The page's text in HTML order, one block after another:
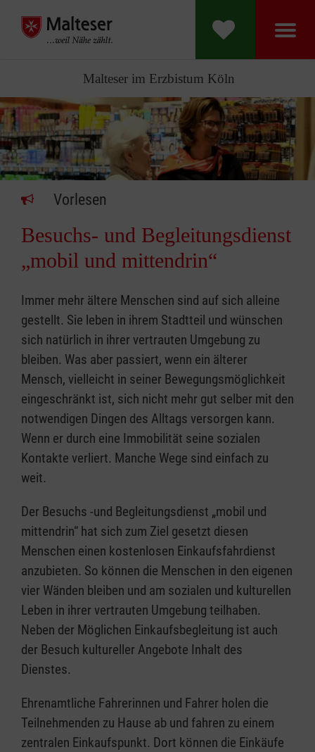
Malteser im Erzbistum Köln
Vorlesen
Besuchs- und Begleitungsdienst
„mobil und mittendrin“
Immer mehr ältere Menschen sind auf sich alleine
gestellt. Sie leben in ihrem Stadtteil und wünschen
sich natürlich in ihrer vertrauten Umgebung zu
bleiben. Was aber passiert, wenn ein älterer
Mensch, vielleicht in seiner Bewegungsmöglichkeit
eingeschränkt ist, sich nicht mehr gut selber mit den
notwendigen Dingen des Alltags versorgen kann.
Wenn er durch eine Immobilität seine sozialen
Kontakte verliert. Manche Wege sind einfach zu
weit.
Der Besuchs -und Begleitungsdienst „mobil und
mittendrin“ hat sich zum Ziel gesetzt diesen
Menschen einen kostenlosen Einkaufsfahrdienst
anzubieten. So können die Menschen in den eigenen
vier Wänden bleiben und am sozialen und kulturellen
Leben in ihrer vertrauten Umgebung teilhaben.
Neben der Möglichen Einkaufsbegleitung ist auch
der Besuch kultureller Angebote Inhalt des
Dienstes.
Ehrenamtliche Fahrerinnen und Fahrer holen die
Teilnehmenden zu Hause ab und fahren zu einem
zentralen Einkaufspunkt. Dort können die Einkäufe